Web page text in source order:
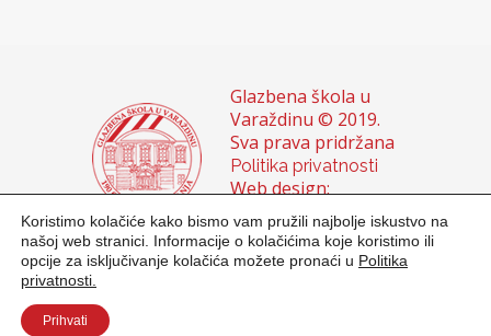
Glazbena škola u
Varaždinu © 2019.
Sva prava pridržana
Politika privatnosti
Web design:
Domagoj Sigur &
Sanja Buhin
Koristimo kolačiće kako bismo vam pružili najbolje iskustvo na
našoj web stranici. Informacije o kolačićima koje koristimo ili
opcije za isključivanje kolačića možete pronaći u Politika
privatnosti.
Prihvati